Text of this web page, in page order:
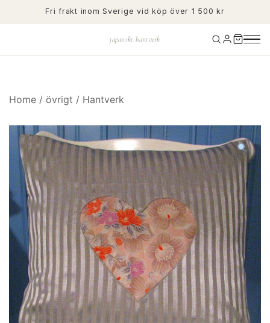
to
Fri frakt inom Sverige vid köp över 1 500 kr
japanskt hantverk
Home / övrigt / Hantverk